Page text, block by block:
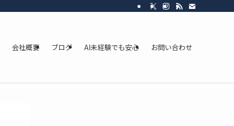
会社概要 ブログ AI未経験でも安心 お問い合わせ